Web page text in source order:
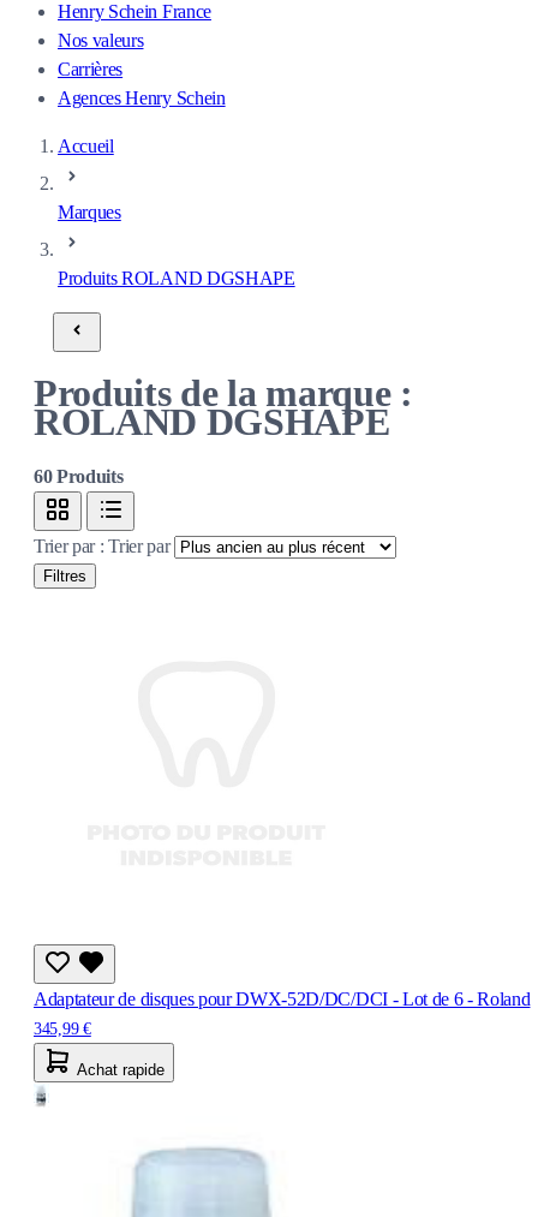
Henry Schein France
Nos valeurs
Carrières
Agences Henry Schein
Accueil
Marques
Produits ROLAND DGSHAPE
Produits de la marque :
ROLAND DGSHAPE
60Produits
Trier par :Trier par
Filtres
Adaptateur de disques pour DWX-52D/DC/DCI - Lot de 6 - Roland
345,99 €
Achat rapide